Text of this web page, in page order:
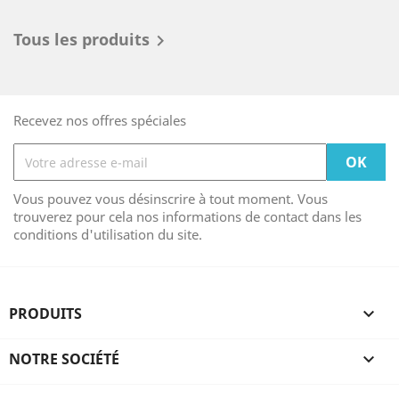
Tous les produits 
Recevez nos offres spéciales
Vous pouvez vous désinscrire à tout moment. Vous
trouverez pour cela nos informations de contact dans les
conditions d'utilisation du site.
PRODUITS 
NOTRE SOCIÉTÉ 